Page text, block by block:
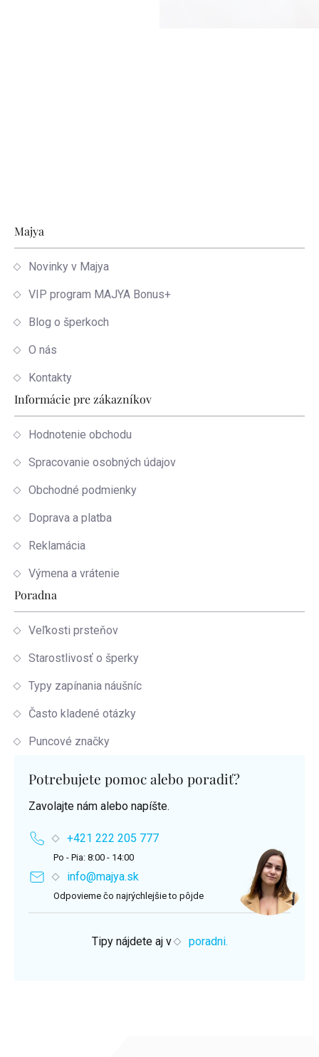
Zápätie
Majya
Novinky v Majya
VIP program MAJYA Bonus+
Blog o šperkoch
O nás
Kontakty
Informácie pre zákazníkov
Hodnotenie obchodu
Spracovanie osobných údajov
Obchodné podmienky
Doprava a platba
Reklamácia
Výmena a vrátenie
Poradna
Veľkosti prsteňov
Starostlivosť o šperky
Typy zapínania náušníc
Často kladené otázky
Puncové značky
Potrebujete pomoc alebo poradiť?
Zavolajte nám alebo napíšte.
+421 222 205 777
Po - Pia: 8:00 - 14:00
info@majya.sk
Odpovieme čo najrýchlejšie to pôjde
Tipy nájdete aj v poradni.